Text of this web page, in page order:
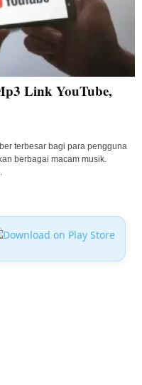
Link YouTube,
terbesar bagi para pengguna
berbagai macam musik.